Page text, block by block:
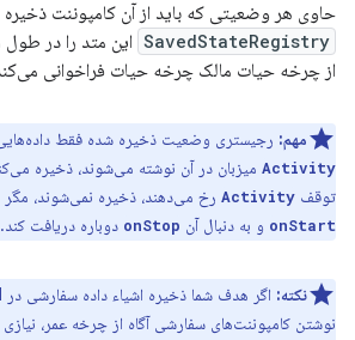
حاوی هر وضعیتی که باید از آن کامپوننت ذخیره
SavedStateRegistry این متد را در
از چرخه حیات مالک چرخه حیات فراخوانی
مهم: رجیستری وضعیت ذخیره شده فقط
Activity میزبان در آن نوشته می‌شوند، ذخیره
توقف Activity رخ می‌دهند، ذخیره نمی‌شوند، مگر
onStart و به دنبال آن onStop دوباره دریافت کند.
نکته:
نوشتن کامپوننت‌های سفارشی آگاه از چرخه عمر،